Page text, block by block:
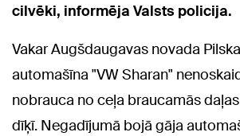
cilvēki, informēja Valsts policija.
Vakar Augšdaugavas novada
automašīna "VW Sharan"
nobrauca no ceļa braucamās
dīķī. Negadījumā bojā gāja